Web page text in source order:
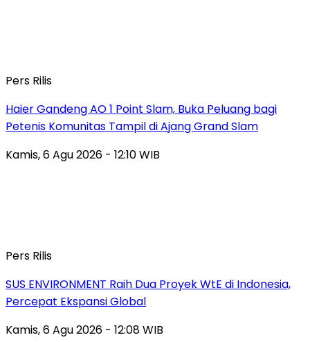
Pers Rilis
Haier Gandeng AO 1 Point Slam, Buka Peluang bagi
Petenis Komunitas Tampil di Ajang Grand Slam
Kamis, 6 Agu 2026 - 12:10 WIB
Pers Rilis
SUS ENVIRONMENT Raih Dua Proyek WtE di Indonesia,
Percepat Ekspansi Global
Kamis, 6 Agu 2026 - 12:08 WIB